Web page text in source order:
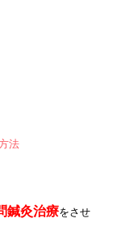
法
鍼灸治療をさせ